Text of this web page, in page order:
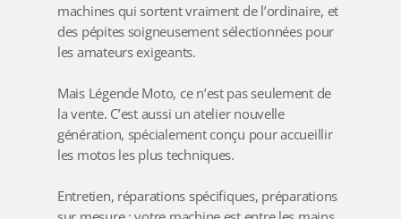
machines qui sortent vraiment de l’ordinaire, et
des pépites soigneusement sélectionnées pour
les amateurs exigeants.
Mais Légende Moto, ce n’est pas seulement de
la vente. C’est aussi un atelier nouvelle
génération, spécialement conçu pour accueillir
les motos les plus techniques.
Entretien, réparations spécifiques, préparations